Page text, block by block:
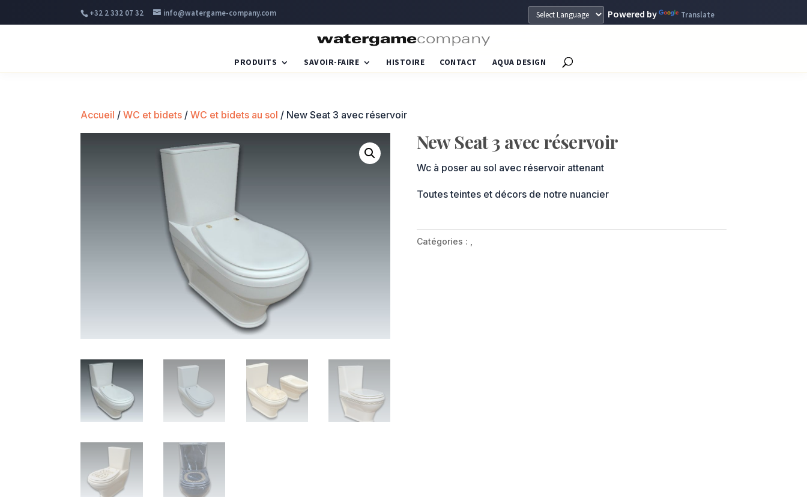
+32 2 332 07 32 info@watergame-company.com Powered by Translate
PRODUITS SAVOIR-FAIRE HISTOIRE CONTACT AQUA DESIGN
Accueil /WC et bidets /WC et bidets au sol / New Seat 3 avec réservoir
New Seat 3 avec réservoir
Wc à poser au sol avec réservoir attenant
Toutes teintes et décors de notre nuancier
Catégories :